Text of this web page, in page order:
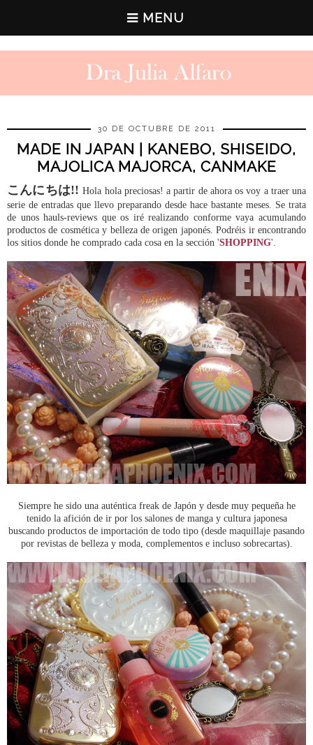
MENU
30 DE OCTUBRE DE 2011
MADE IN JAPAN | KANEBO, SHISEIDO,
MAJOLICA MAJORCA, CANMAKE
こんにちは!!Hola hola preciosas! a partir de ahora os voy a traer una
serie de entradas que llevo preparando desde hace bastante meses. Se trata
de unos hauls-reviews que os iré realizando conforme vaya acumulando
productos de cosmética y belleza de origen japonés. Podréis ir encontrando
los sitios donde he comprado cada cosa en la sección 'SHOPPING'.
Siempre he sido una auténtica freak de Japón y desde muy pequeña he
tenido la afición de ir por los salones de manga y cultura japonesa
buscando productos de importación de todo tipo (desde maquillaje pasando
por revistas de belleza y moda, complementos e incluso sobrecartas).